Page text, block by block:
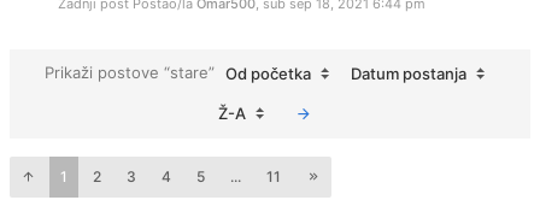
Zadnji post Postao/la Omar500, sub sep 18, 2021 6:44 pm
Prikaži postove “stare” Od početka Datum postanja
Ž-A
1 2 3 4 5 ... 11